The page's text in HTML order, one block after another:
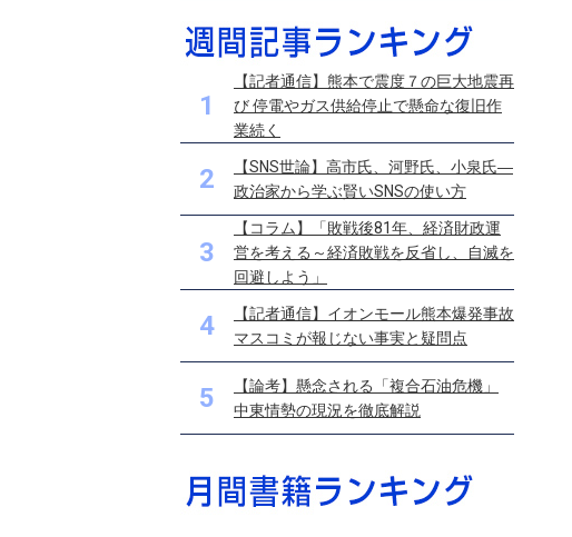
1
【記者通信】熊本で震度７の巨大地震再
び 停電やガス供給停止で懸命な復旧作
業続く
2
【SNS世論】高市氏、河野氏、小泉氏―
政治家から学ぶ賢いSNSの使い方
3
【コラム】「敗戦後81年、経済財政運
営を考える～経済敗戦を反省し、自滅を
回避しよう」
4
【記者通信】イオンモール熊本爆発事故
マスコミが報じない事実と疑問点
5
【論考】懸念される「複合石油危機」
中東情勢の現況を徹底解説